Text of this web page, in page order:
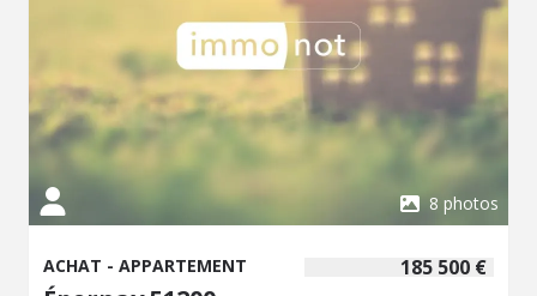
8 photos
185 500 €
ACHAT - APPARTEMENT